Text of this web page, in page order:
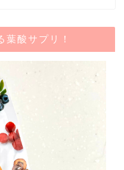
酸サプリ！